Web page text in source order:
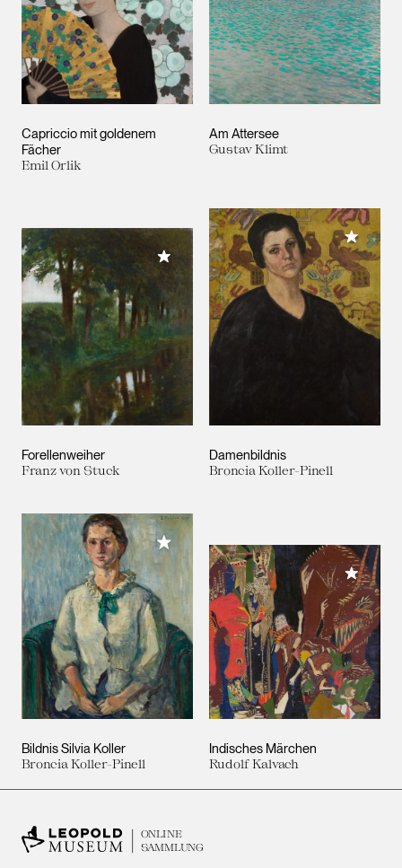
Capriccio mit goldenem
Fächer
Emil Orlik
Am Attersee
Gustav Klimt
Forellenweiher
Franz von Stuck
Meiner Sammlung hinzufügen
Damenbildnis
Broncia Koller-Pinell
Meiner
Bildnis Silvia Koller
Broncia Koller-Pinell
Meiner Sammlung hinzufügen
Indisches Märchen
Rudolf Kalvach
Meiner
ONLINE
SAMMLUNG